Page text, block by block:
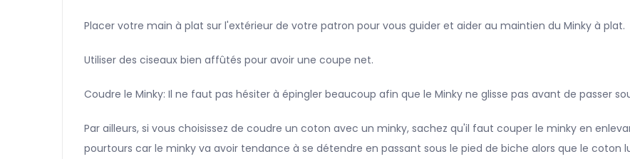
Placer votre main à plat sur l'extérieur de votre patron pour vous guider et aider au maintien du Minky à plat.
Utiliser des ciseaux bien affûtés pour avoir une coupe net.
Coudre le Minky: Il ne faut pas hésiter à épingler beaucoup afin que le Minky ne glisse pas avant de passer
Par ailleurs, si vous choisissez de coudre un coton avec un minky, sachez qu'il faut couper le minky en
pourtours car le minky va avoir tendance à se détendre en passant sous le pied de biche alors que le coton